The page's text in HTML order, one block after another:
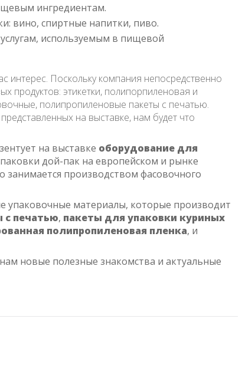
ингредиентам.
вино, спиртные напитки, пиво.
используемым в пищевой
интерес. Поскольку компания непосредственно
продуктов: этикетки, полипорпиленовая и
полипропиленовые пакеты с печатью.
на выставке, нам будет что
на выставке оборудование для
дой-пак на европейском и рынке
производством фасовочного
упаковочные материалы, которые производит
с печатью, пакеты для упаковки куриных
полипропиленовая пленка, и
новые полезные знакомства и актуальные